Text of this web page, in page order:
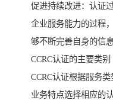
促进持续改进：认证
企业服务能力的过程
够不断完善自身的信
CCRC认证的主要类别
CCRC认证根据服务
业务特点选择相应的